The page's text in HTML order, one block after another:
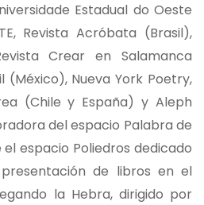
Estadual do Oeste
Revista Acróbata (Brasil),
Crear en Salamanca
(México), Nueva York Poetry,
(Chile y España) y Aleph
del espacio Palabra de
espacio Poliedros dedicado
de libros en el
la Hebra, dirigido por